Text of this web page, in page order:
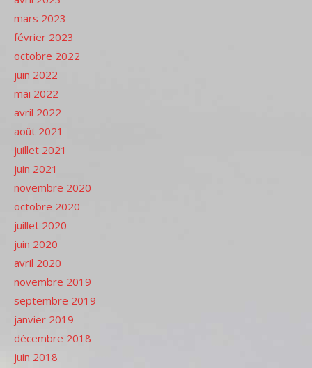
mars 2023
février 2023
octobre 2022
juin 2022
mai 2022
avril 2022
août 2021
juillet 2021
juin 2021
novembre 2020
octobre 2020
juillet 2020
juin 2020
avril 2020
novembre 2019
septembre 2019
janvier 2019
décembre 2018
juin 2018